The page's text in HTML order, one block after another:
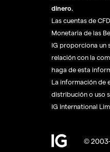
dinero.
Las cuentas de
Monetaria de las
IG proporciona un
relación con la
haga de esta
La información de
distribución o uso
IG International
©